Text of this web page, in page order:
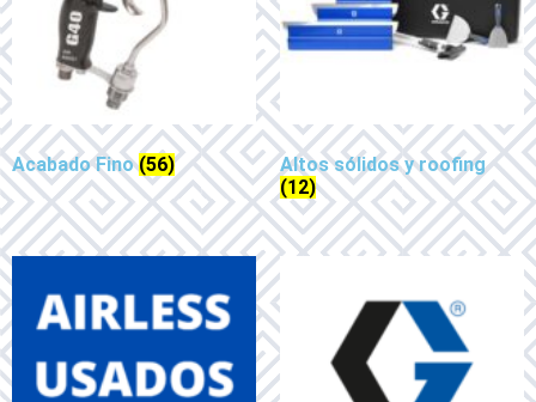
Acabado Fino(56)
Altos sólidos y roofing
(12)